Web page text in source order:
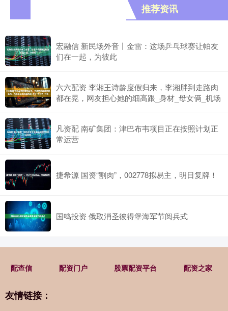
推荐资讯
宏融信 新民场外音丨金雷：这场乒乓球赛让帕友
们在一起，为彼此
六六配资 李湘王诗龄度假归来，李湘胖到走路肉
都在晃，网友担心她的细高跟_身材_母女俩_机场
凡资配 南矿集团：津巴布韦项目正在按照计划正
常运营
捷希源 国资“割肉”，002778拟易主，明日复牌！
国鸣投资 俄取消圣彼得堡海军节阅兵式
配查信 配资门户 股票配资平台 配资之家
友情链接：